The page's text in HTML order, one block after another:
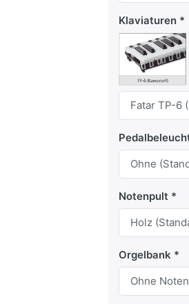
Klaviaturen
Notenpult
Orgelbank